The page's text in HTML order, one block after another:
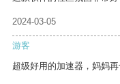
2024-03-05
游客
超级好用的加速器，妈妈